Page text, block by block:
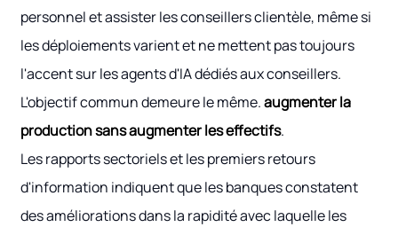
personnel et assister les conseillers clientèle, même si
les déploiements varient et ne mettent pas toujours
l'accent sur les agents d'IA dédiés aux conseillers.
L'objectif commun demeure le même.augmenter la
production sans augmenter les effectifs.
Les rapports sectoriels et les premiers retours
d'information indiquent que les banques constatent
des améliorations dans la rapidité avec laquelle les